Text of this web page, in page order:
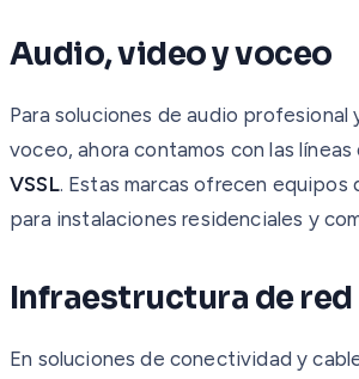
Audio, video y voceo
Para soluciones de audio profesional
voceo, ahora contamos con las líneas
VSSL. Estas marcas ofrecen equipos
para instalaciones residenciales y
Infraestructura de red
En soluciones de conectividad y